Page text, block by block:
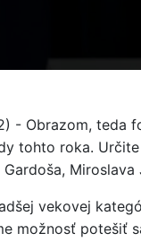
- Obrazom,
tohto roka.
vekovej
možnosť potešiť